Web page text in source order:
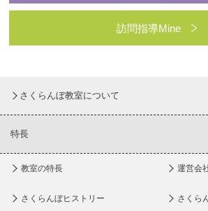
訪問指導Mine
さくらんぼ教室について
特長
教室の特長 運営会
さくらんぼヒストリー さくら